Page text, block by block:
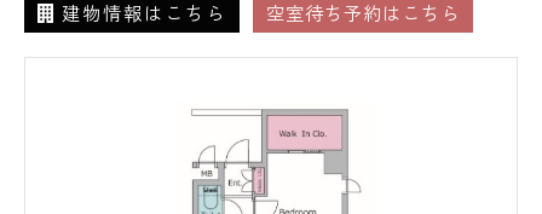
建物情報はこちら 空室待ち予約はこちら